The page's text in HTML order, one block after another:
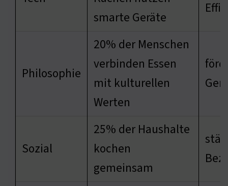
smarte Geräte
Philosophie
20% der Menschen
verbinden Essen
mit kulturellen
Werten
Sozial
25% der Haushalte
kochen
gemeinsam